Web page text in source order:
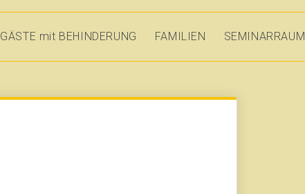
GÄSTE mit BEHINDERUNG FAMILIEN SEMINARRAUM